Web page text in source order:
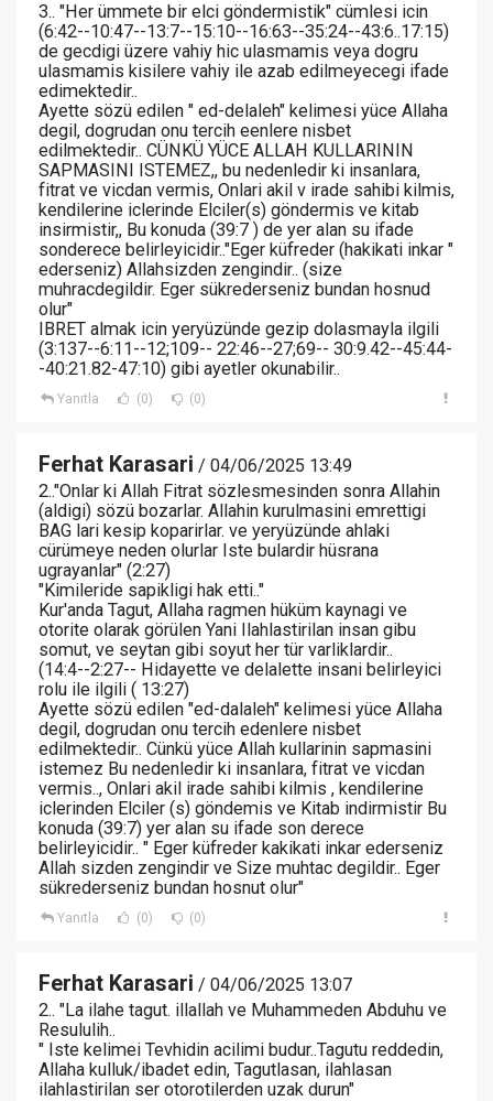
3.. "Her ümmete bir elci göndermistik" cümlesi icin
(6:42--10:47--13:7--15:10--16:63--35:24--43:6..17:15)
de gecdigi üzere vahiy hic ulasmamis veya dogru
ulasmamis kisilere vahiy ile azab edilmeyecegi ifade
edimektedir..
Ayette sözü edilen " ed-delaleh" kelimesi yüce Allaha
degil, dogrudan onu tercih eenlere nisbet
edilmektedir.. CÜNKÜ YÜCE ALLAH KULLARININ
SAPMASINI ISTEMEZ,, bu nedenledir ki insanlara,
fitrat ve vicdan vermis, Onlari akil v irade sahibi kilmis,
kendilerine iclerinde Elciler(s) göndermis ve kitab
insirmistir,, Bu konuda (39:7 ) de yer alan su ifade
sonderece belirleyicidir.."Eger küfreder (hakikati inkar "
ederseniz) Allahsizden zengindir.. (size
muhracdegildir. Eger sükrederseniz bundan hosnud
olur"
IBRET almak icin yeryüzünde gezip dolasmayla ilgili
(3:137--6:11--12;109-- 22:46--27;69-- 30:9.42--45:44-
-40:21.82-47:10) gibi ayetler okunabilir..
Yanıtla (0) (0)
Ferhat Karasari / 04/06/2025 13:49
2.."Onlar ki Allah Fitrat sözlesmesinden sonra Allahin
(aldigi) sözü bozarlar. Allahin kurulmasini emrettigi
BAG lari kesip koparirlar. ve yeryüzünde ahlaki
cürümeye neden olurlar Iste bulardir hüsrana
ugrayanlar" (2:27)
"Kimileride sapikligi hak etti.."
Kur'anda Tagut, Allaha ragmen hüküm kaynagi ve
otorite olarak görülen Yani Ilahlastirilan insan gibu
somut, ve seytan gibi soyut her tür varliklardir..
(14:4--2:27-- Hidayette ve delalette insani belirleyici
rolu ile ilgili ( 13:27)
Ayette sözü edilen "ed-dalaleh" kelimesi yüce Allaha
degil, dogrudan onu tercih edenlere nisbet
edilmektedir.. Cünkü yüce Allah kullarinin sapmasini
istemez Bu nedenledir ki insanlara, fitrat ve vicdan
vermis.., Onlari akil irade sahibi kilmis , kendilerine
iclerinden Elciler (s) göndemis ve Kitab indirmistir Bu
konuda (39:7) yer alan su ifade son derece
belirleyicidir.. " Eger küfreder kakikati inkar ederseniz
Allah sizden zengindir ve Size muhtac degildir.. Eger
sükrederseniz bundan hosnut olur"
Yanıtla (0) (0)
Ferhat Karasari / 04/06/2025 13:07
2.. "La ilahe tagut. illallah ve Muhammeden Abduhu ve
Resululih..
" Iste kelimei Tevhidin acilimi budur..Tagutu reddedin,
Allaha kulluk/ibadet edin, Tagutlasan, ilahlasan
ilahlastirilan ser otorotilerden uzak durun"